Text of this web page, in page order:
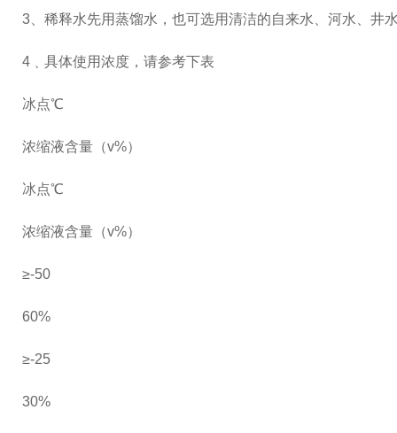
3、稀释水先用蒸馏水，也可选用清洁的自来水、河水、井
4﹑具体使用浓度，请参考下表
冰点℃
浓缩液含量（v%）
冰点℃
浓缩液含量（v%）
≥-50
60%
≥-25
30%